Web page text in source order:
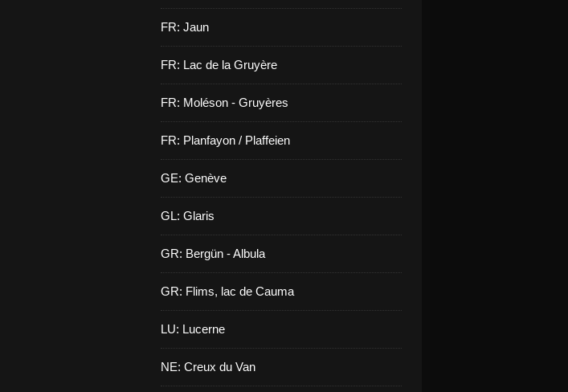
FR: Jaun
FR: Lac de la Gruyère
FR: Moléson - Gruyères
FR: Planfayon / Plaffeien
GE: Genève
GL: Glaris
GR: Bergün - Albula
GR: Flims, lac de Cauma
LU: Lucerne
NE: Creux du Van